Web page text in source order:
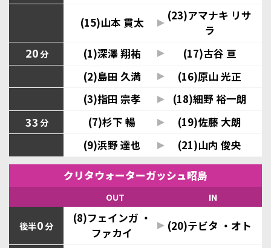
(15)山本 貫太
(23)アマナキ リサ
ラ
20分 (1)深澤 翔祐
(17)古谷 亘
(2)島田 久満
(16)原山 光正
(3)指田 宗孝
(18)細野 裕一朗
33分 (7)杉下 暢
(19)佐藤 大朗
(9)浜野 達也
(21)山内 俊央
クリタウォーターガッシュ昭島
OUT IN
後半0分
(8)フェインガ ・
ファカイ
(20)テビタ ・オト